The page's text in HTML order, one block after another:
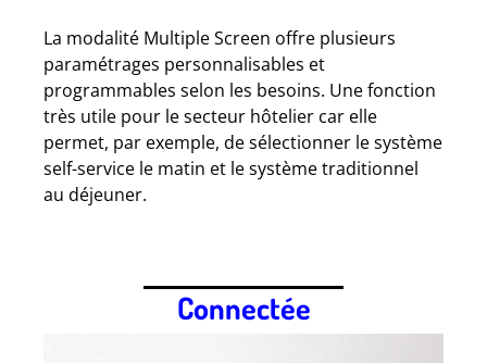
La modalité Multiple Screen offre plusieurs
paramétrages personnalisables et
programmables selon les besoins. Une fonction
très utile pour le secteur hôtelier car elle
permet, par exemple, de sélectionner le système
self-service le matin et le système traditionnel
au déjeuner.
Connectée